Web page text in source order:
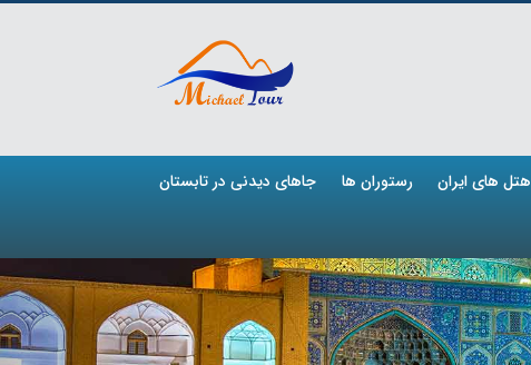
هتل های ایران رستوران ها جاهای دیدنی در تابستان